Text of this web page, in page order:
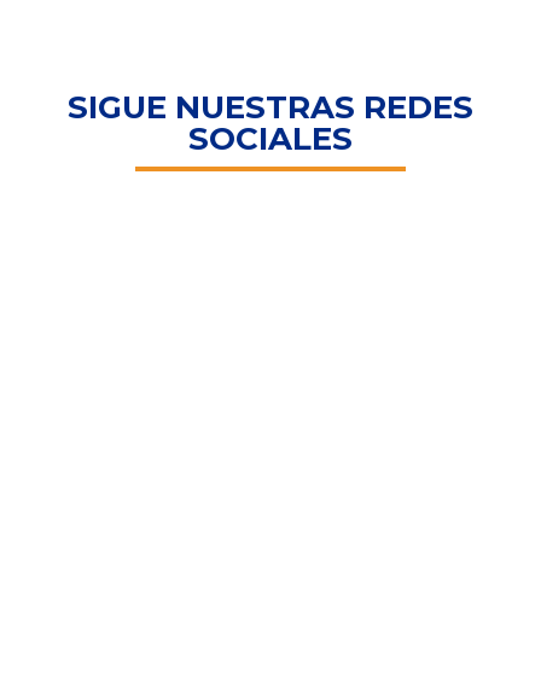
SIGUE NUESTRAS REDES
SOCIALES